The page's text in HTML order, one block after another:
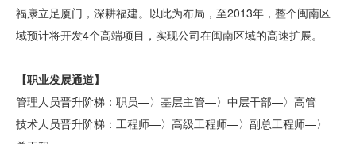
福康立足厦门，深耕福建。以此为布局，至2013年，整个闽南区
域预计将开发4个高端项目，实现公司在闽南区域的高速扩展。
【职业发展通道】
管理人员晋升阶梯：职员—〉基层主管—〉中层干部—〉高管
技术人员晋升阶梯：工程师—〉高级工程师—〉副总工程师—〉